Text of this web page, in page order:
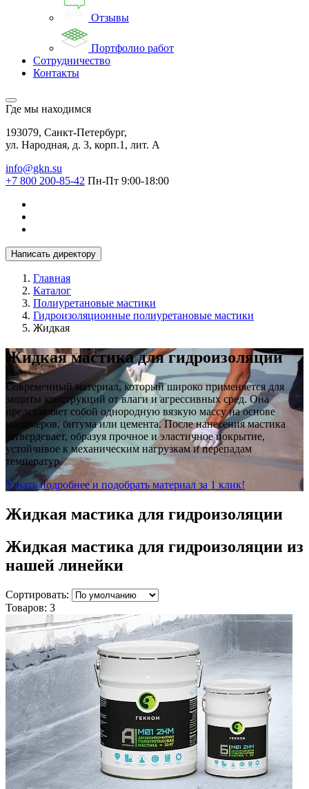
Отзывы
Портфолио работ
Сотрудничество
Контакты
Где мы находимся
193079, Санкт-Петербург,
ул. Народная, д. 3, корп.1, лит. А
info@gkn.su
+7 800 200-85-42 Пн-Пт 9:00-18:00
Написать директору
Главная
Каталог
Полиуретановые мастики
Гидроизоляционные полиуретановые мастики
Жидкая
Жидкая мастика для гидроизоляции
Современный материал, который широко применяется для
защиты конструкций от влаги и агрессивных сред. Она
представляет собой однородную вязкую массу на основе
полимеров, битума или цемента. После нанесения мастика
затвердевает, образуя прочное и эластичное покрытие,
устойчивое к механическим нагрузкам и перепадам
температур.
Узнать подробнее и подобрать материал за 1 клик!
Жидкая мастика для гидроизоляции
Жидкая мастика для гидроизоляции из
нашей линейки
Сортировать:
Товаров: 3